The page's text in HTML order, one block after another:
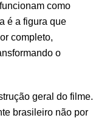
como
é a figura que
completo,
o
geral do filme.
brasileiro não por